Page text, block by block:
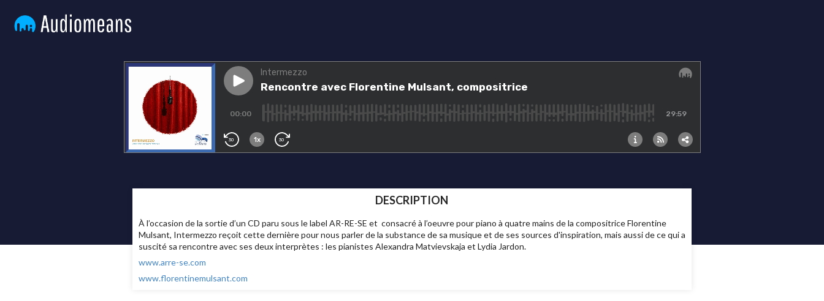
DESCRIPTION
À l’occasion de la sortie d’un CD paru sous le label AR-RE-SE et consacré à l’oeuvre pour piano à quatre mains de la compositrice Florentine
Mulsant, Intermezzo reçoit cette dernière pour nous parler de la substance de sa musique et de ses sources d'inspiration, mais aussi de ce qui a
suscité sa rencontre avec ses deux interprètes : les pianistes Alexandra Matvievskaja et Lydia Jardon.
www.arre-se.com
www.florentinemulsant.com